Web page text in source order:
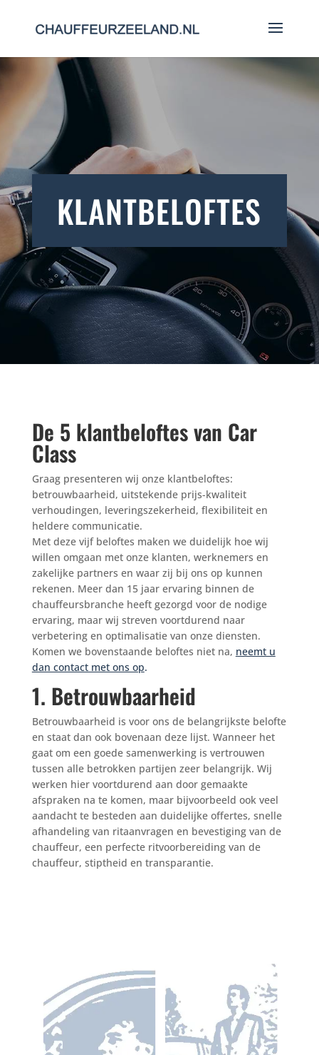
KLANTBELOFTES
De 5 klantbeloftes van Car
Class
Graag presenteren wij onze klantbeloftes:
betrouwbaarheid, uitstekende prijs-kwaliteit
verhoudingen, leveringszekerheid, flexibiliteit en
heldere communicatie.
Met deze vijf beloftes maken we duidelijk hoe wij
willen omgaan met onze klanten, werknemers en
zakelijke partners en waar zij bij ons op kunnen
rekenen. Meer dan 15 jaar ervaring binnen de
chauffeursbranche heeft gezorgd voor de nodige
ervaring, maar wij streven voortdurend naar
verbetering en optimalisatie van onze diensten.
Komen we bovenstaande beloftes niet na, neemt u
dan contact met ons op.
1. Betrouwbaarheid
Betrouwbaarheid is voor ons de belangrijkste belofte
en staat dan ook bovenaan deze lijst. Wanneer het
gaat om een goede samenwerking is vertrouwen
tussen alle betrokken partijen zeer belangrijk. Wij
werken hier voortdurend aan door gemaakte
afspraken na te komen, maar bijvoorbeeld ook veel
aandacht te besteden aan duidelijke offertes, snelle
afhandeling van ritaanvragen en bevestiging van de
chauffeur, een perfecte ritvoorbereiding van de
chauffeur, stiptheid en transparantie.